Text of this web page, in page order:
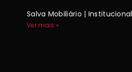
Salva Mobiliário | Institucional
Ver mais »